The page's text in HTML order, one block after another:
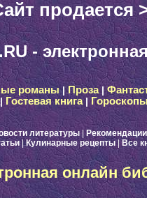
продается
-
романы|Проза|
Гостевая книга| Гороскопы
литературы|
|Кулинарные рецепты |Все
онлайн